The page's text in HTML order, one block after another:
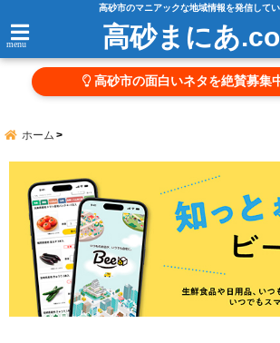
高砂市のマニアックな地域情報を発信してい
menu 高砂まにあ
高砂市の面白いネタを絶賛募集
ホーム